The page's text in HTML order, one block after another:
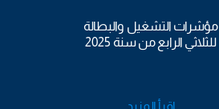
مؤشرات التشغيل والبطالة
للثلاثي الرابع من سنة 2025